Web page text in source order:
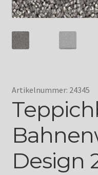
Artikelnummer: 24345
Design